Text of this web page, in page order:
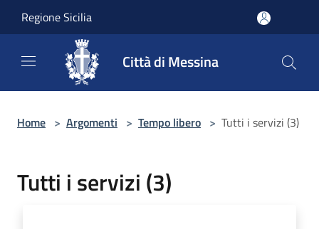
Regione Sicilia
Città di Messina
Home > Argomenti > Tempo libero > Tutti i servizi (3)
Tutti i servizi (3)